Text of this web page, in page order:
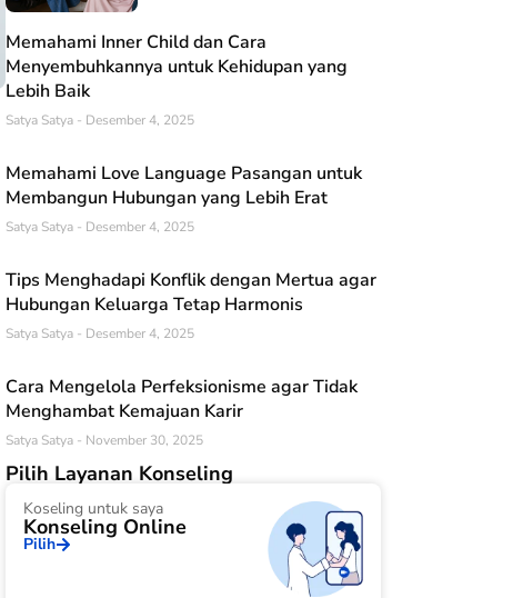
Memahami Inner Child dan Cara
Menyembuhkannya untuk Kehidupan yang
Lebih Baik
Satya Satya Desember 4, 2025
Memahami Love Language Pasangan untuk
Membangun Hubungan yang Lebih Erat
Satya Satya Desember 4, 2025
Tips Menghadapi Konflik dengan Mertua agar
Hubungan Keluarga Tetap Harmonis
Satya Satya Desember 4, 2025
Cara Mengelola Perfeksionisme agar Tidak
Menghambat Kemajuan Karir
Satya Satya November 30, 2025
Pilih Layanan Konseling
Koseling untuk saya
Konseling Online
Pilih